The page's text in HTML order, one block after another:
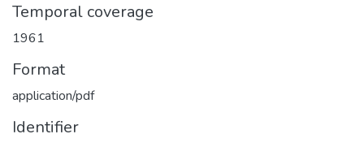
Temporal coverage
1961
Format
application/pdf
Identifier